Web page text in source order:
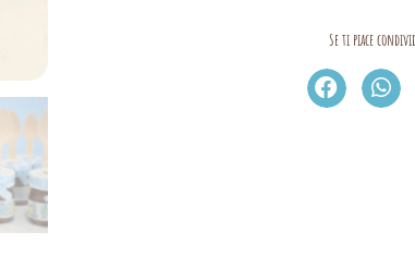
Se ti piace